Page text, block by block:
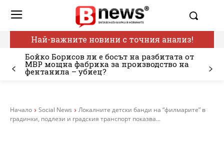
Най-важните новини с точния анализ!
Бойко Борисов ли е босът на разбитата от
МВР мощна фабрика за производство на
фентанила – убиец?
Начало Social News
Локалните детски банди на “филмарите” в
градинки, подлези и градския транспорт показва...